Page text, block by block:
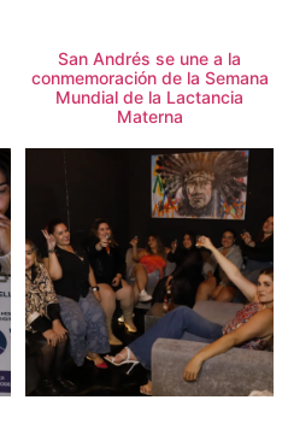
San Andrés se une a la
conmemoración de la Semana
Mundial de la Lactancia
Materna